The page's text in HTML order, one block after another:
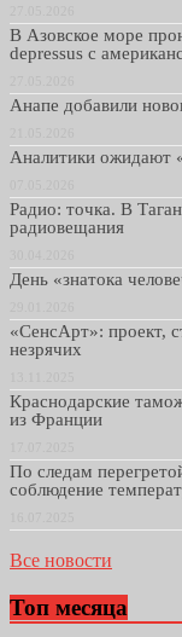
В Азовское море
depressus с
Анапе добавили
Аналитики ожидают
Радио: точка. В
радиовещания
День «знатока
«СенсАрт»: проект,
незрячих
Краснодарские
из Франции
По следам
соблюдение
Все новости
Топ месяца